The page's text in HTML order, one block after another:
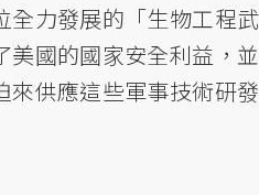
全力發展的「生物工程武
美國的國家安全利益，並
來供應這些軍事技術研發